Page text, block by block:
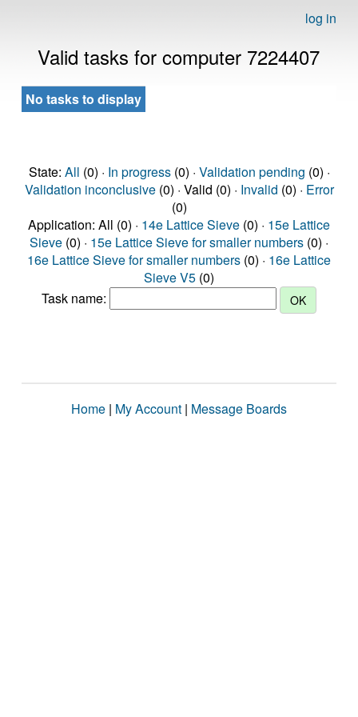
log in
Valid tasks for computer 7224407
No tasks to display
State: All (0) · In progress(0) · Validation pending (0) ·
Validation inconclusive(0) · Valid (0) · Invalid (0) · Error
(0)
Application: All (0) · 14e Lattice Sieve (0) · 15e Lattice
Sieve (0) · 15e Lattice Sieve for smaller numbers (0) ·
16e Lattice Sieve for smaller numbers (0) · 16e Lattice
Sieve V5 (0)
Task name:
Home | My Account | Message Boards